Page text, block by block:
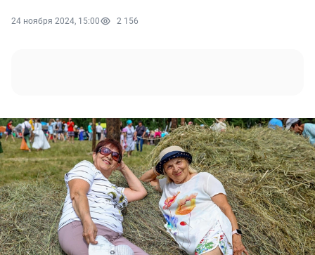
24 ноября 2024, 15:00 2 156